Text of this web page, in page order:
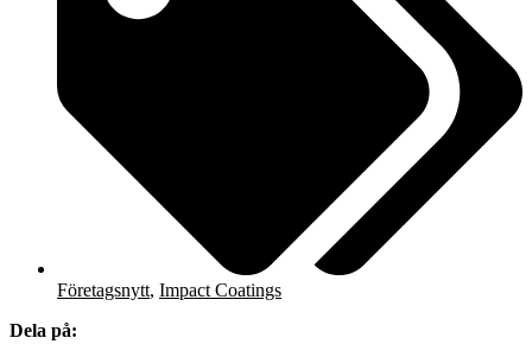
Företagsnytt, Impact Coatings
Dela på: